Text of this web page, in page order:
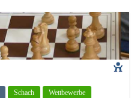
Schach Wettbewerbe